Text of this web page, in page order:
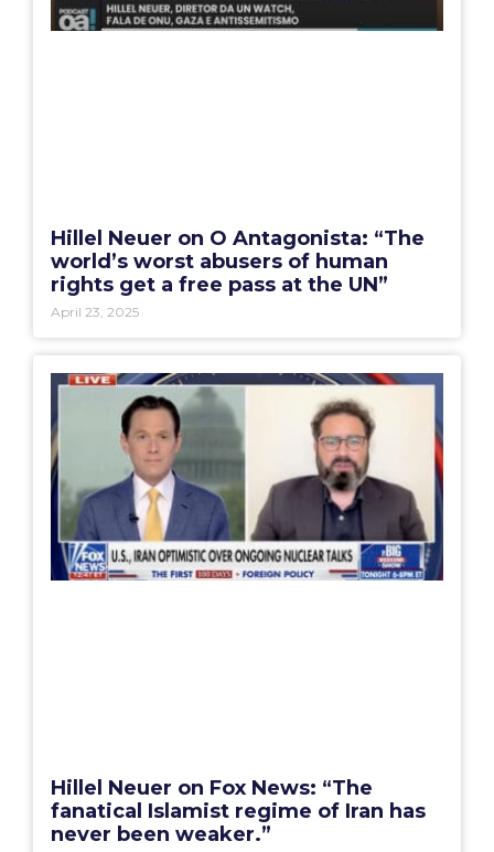
Hillel Neuer on O Antagonista: “The
world’s worst abusers of human
rights get a free pass at the UN”
April 23, 2025
Hillel Neuer on Fox News: “The
fanatical Islamist regime of Iran has
never been weaker.”